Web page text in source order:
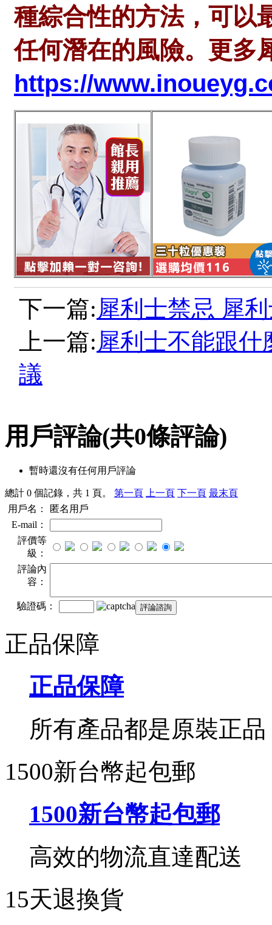
種綜合性的方法，可以
任何潛在的風險。 更多
https://
下一篇:犀利士禁忌 犀
上一篇:犀利士不能跟
議
用戶評論(共0條評論)
暫時還沒有任何用戶評論
總計 0 個記錄，共 1 頁。 第一頁 上一頁 下一頁 最末頁
用戶名：
匿名用戶
E-mail：
評價等
級：
評論內
容：
驗證碼：
正品保障
正品保障
所有產品都是原裝正品
1500新台幣起包郵
1500新台幣起包郵
高效的物流直達配送
15天退換貨